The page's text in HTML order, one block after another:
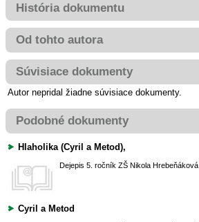
História dokumentu
Od tohto autora
Súvisiace dokumenty
Autor nepridal žiadne súvisiace dokumenty.
Podobné dokumenty
Hlaholika (Cyril a Metod),
Dejepis 5. ročník ZŠ Nikola Hrebeňáková
Cyril a Metod